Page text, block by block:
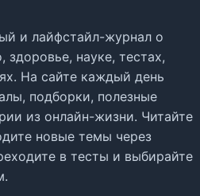
и лайфстайл-журнал о
здоровье, науке, тестах,
На сайте каждый день
подборки, полезные
из онлайн-жизни. Читайте
новые темы через
в тесты и выбирайте